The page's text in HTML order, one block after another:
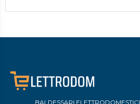
BALDESSARI ELETTRODOMESTICI